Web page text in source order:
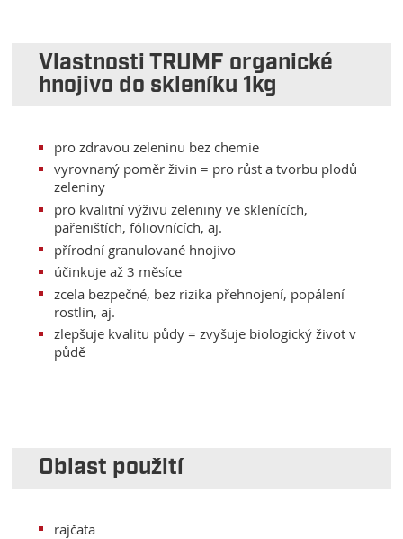
Vlastnosti TRUMF organické
hnojivo do skleníku 1kg
pro zdravou zeleninu bez chemie
vyrovnaný poměr živin = pro růst a tvorbu plodů
zeleniny
pro kvalitní výživu zeleniny ve sklenících,
pařeništích, fóliovnících, aj.
přírodní granulované hnojivo
účinkuje až 3 měsíce
zcela bezpečné, bez rizika přehnojení, popálení
rostlin, aj.
zlepšuje kvalitu půdy = zvyšuje biologický život v
půdě
Oblast použití
rajčata